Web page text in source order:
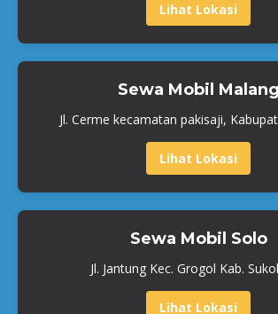
Lihat Lokasi
Sewa Mobil Malang
Jl. Cerme kecamatan pakisaji,
Lihat Lokasi
Sewa Mobil Solo
Jl. Jantung Kec. Grogol Kab.
Lihat Lokasi